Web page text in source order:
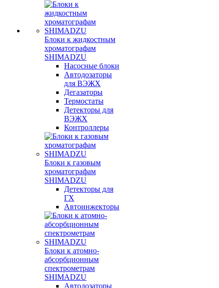
Блоки к жидкостным
хроматографам
SHIMADZU
Насосные блоки
Автодозаторы
для ВЭЖХ
Дегазаторы
Термостаты
Детекторы для
ВЭЖХ
Контроллеры
Блоки к газовым
хроматографам
SHIMADZU
Детекторы для
ГХ
Автоинжекторы
Блоки к атомно-
абсорбционным
спектрометрам
SHIMADZU
Автодозаторы